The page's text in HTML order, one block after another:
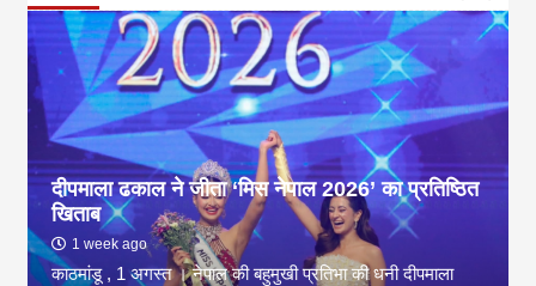
दीपमाला ढकाल ने जीता ‘मिस नेपाल 2026’ का प्रतिष्ठित
खिताब
1 week ago
काठमांडू , 1 अगस्त । नेपाल की बहुमुखी प्रतिभा की धनी दीपमाला